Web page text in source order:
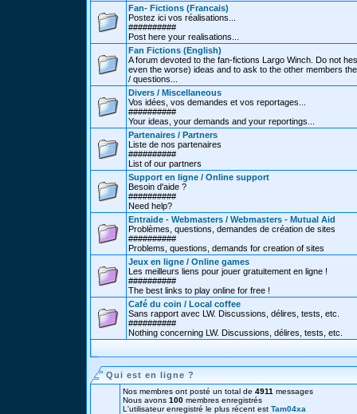
Fan- Fictions (Francais)
Postez ici vos réalisations...
##########
Post here your realisations...
Fan Fictions (English)
A forum devoted to the fan-fictions Largo Winch. Do not
even the worse) ideas and to ask to the other members
/ questions...
Divers / Miscellaneous
Vos idées, vos demandes et vos reportages...
##########
Your ideas, your demands and your reportings...
Partenaires / Partners
Liste de nos partenaires
##########
List of our partners
Support en ligne / Online support
Besoin d'aide ?
##########
Need help?
Entraide - Webmasters / Webmasters - Mutual Aid
Problèmes, questions, demandes de création de sites
##########
Problems, questions, demands for creation of sites
Jeux en ligne / Online games
Les meilleurs liens pour jouer gratuitement en ligne !
##########
The best links to play online for free !
Café du coin / Local coffee
Sans rapport avec LW. Discussions, délires, tests, etc.
##########
Nothing concerning LW. Discussions, délires, tests, etc.
Qui est en ligne ?
Nos membres ont posté un total de 4911 messages
Nous avons 100 membres enregistrés
L'utilisateur enregistré le plus récent est Tam04xa